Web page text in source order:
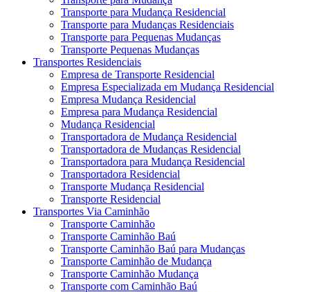
Transporte para Mudança Residencial
Transporte para Mudanças Residenciais
Transporte para Pequenas Mudanças
Transporte Pequenas Mudanças
Transportes Residenciais
Empresa de Transporte Residencial
Empresa Especializada em Mudança Residencial
Empresa Mudança Residencial
Empresa para Mudança Residencial
Mudança Residencial
Transportadora de Mudança Residencial
Transportadora de Mudanças Residencial
Transportadora para Mudança Residencial
Transportadora Residencial
Transporte Mudança Residencial
Transporte Residencial
Transportes Via Caminhão
Transporte Caminhão
Transporte Caminhão Baú
Transporte Caminhão Baú para Mudanças
Transporte Caminhão de Mudança
Transporte Caminhão Mudança
Transporte com Caminhão Baú